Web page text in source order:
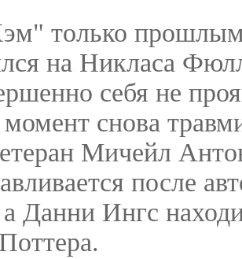
только
на Никласа
себя не
снова
Мичейл
после
Данни Ингс